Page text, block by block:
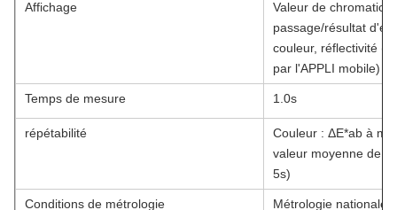
Affichage
Valeur de
passage/résultat
couleur, réflectivité
par l'APPLI mobile)
Temps de mesure 1.0s
répétabilité
Couleur : ΔE*ab à
valeur moyenne de
5s)
Conditions de métrologie Métrologie nationale